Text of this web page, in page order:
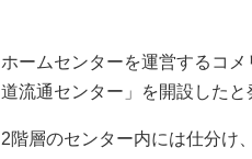
ホームセンターを運営するコ
道流通センター」を開設したと
2階層のセンター内には仕分け